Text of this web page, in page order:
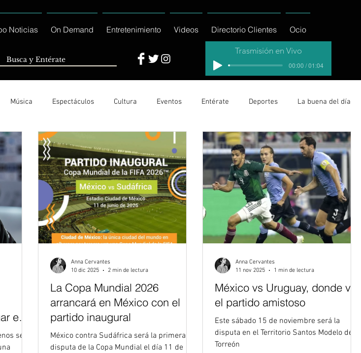
Noticias On Demand Entretenimiento Videos Directorio Clientes Ocio
Trasmisión en Vivo
00:00 / 01:04
Música Espectáculos Cultura Eventos Entérate Deportes La buena del día
Cabos Informa Nacionales e Internacionales Columnas Locales Los Cabos
en
seis
La Copa Mundial 2026
arrancará en México con el
partido inaugural
México contra Sudáfrica será la primera
disputa de la Copa Mundial el día 11 de
Anna Cervantes
10 dic 2025
2 min de lectura
México vs Uruguay, donde ver
el partido amistoso
Este sábado 15 de noviembre será la
disputa en el Territorio Santos Modelo de
Torreón
Anna Cervantes
11 nov 2025
1 min de lectura